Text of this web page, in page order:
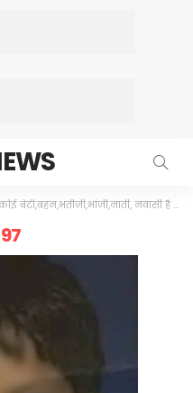
नवासी है तो जरूर पढ़ें